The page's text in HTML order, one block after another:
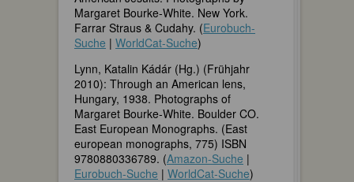
Margaret Bourke-White. New York.
Farrar Straus & Cudahy. (Eurobuch-
Suche | WorldCat-Suche)
Lynn, Katalin Kádár (Hg.) (Frühjahr
2010): Through an American lens,
Hungary, 1938. Photographs of
Margaret Bourke-White. Boulder CO.
East European Monographs. (East
european monographs, 775) ISBN
9780880336789. (Amazon-Suche |
Eurobuch-Suche | WorldCat-Suche)